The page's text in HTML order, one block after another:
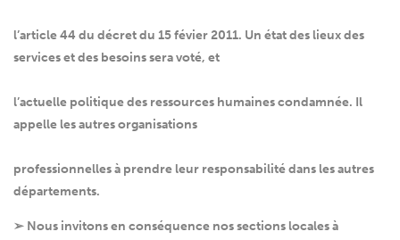
l’article 44 du décret du 15 févier 2011. Un état des lieux des
services et des besoins sera voté, et
l’actuelle politique des ressources humaines condamnée. Il
appelle les autres organisations
professionnelles à prendre leur responsabilité dans les autres
départements.
➢ Nous invitons en conséquence nos sections locales à